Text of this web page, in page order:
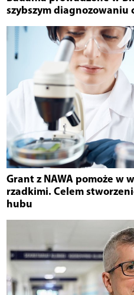
szybszym diagnozowaniu
Grant z NAWA pomoże w
rzadkimi. Celem
hubu